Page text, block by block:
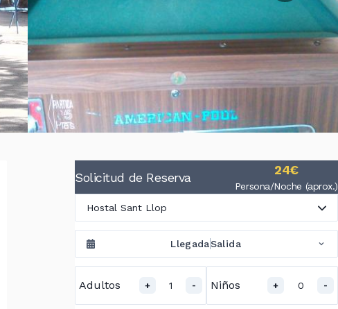
Solicitud de Reserva 24€
Persona/Noche (aprox.)
Hostal Sant Llop
LlegadaSalida
Adultos + 1 - Niños + 0 -